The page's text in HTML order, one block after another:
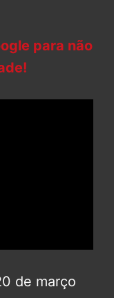
para não
de março